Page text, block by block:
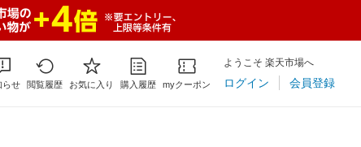
らせ 閲覧履歴 お気に入り 購入履歴 myクーポン
ようこそ 楽天市場へ
ログイン 会員登録